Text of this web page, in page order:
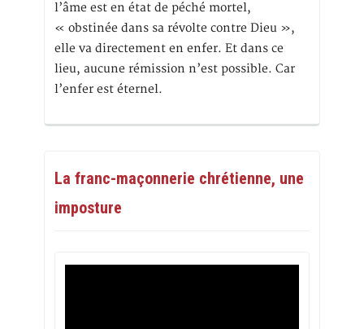
l’âme est en état de péché mortel,
« obstinée dans sa révolte contre Dieu »,
elle va directement en enfer. Et dans ce
lieu, aucune rémission n’est possible. Car
l’enfer est éternel.
La franc-maçonnerie chrétienne, une
imposture